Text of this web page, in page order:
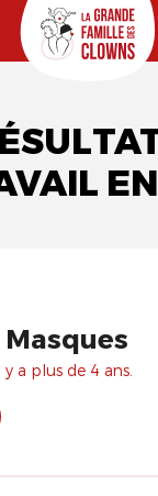
a plus de 4 ans.